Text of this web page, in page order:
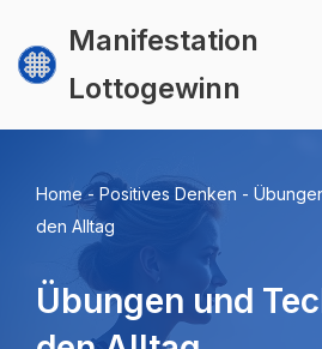
Zum
springen
Manifestation
Lottogewinn
Home- Positives Denken -
den Alltag
Übungen und